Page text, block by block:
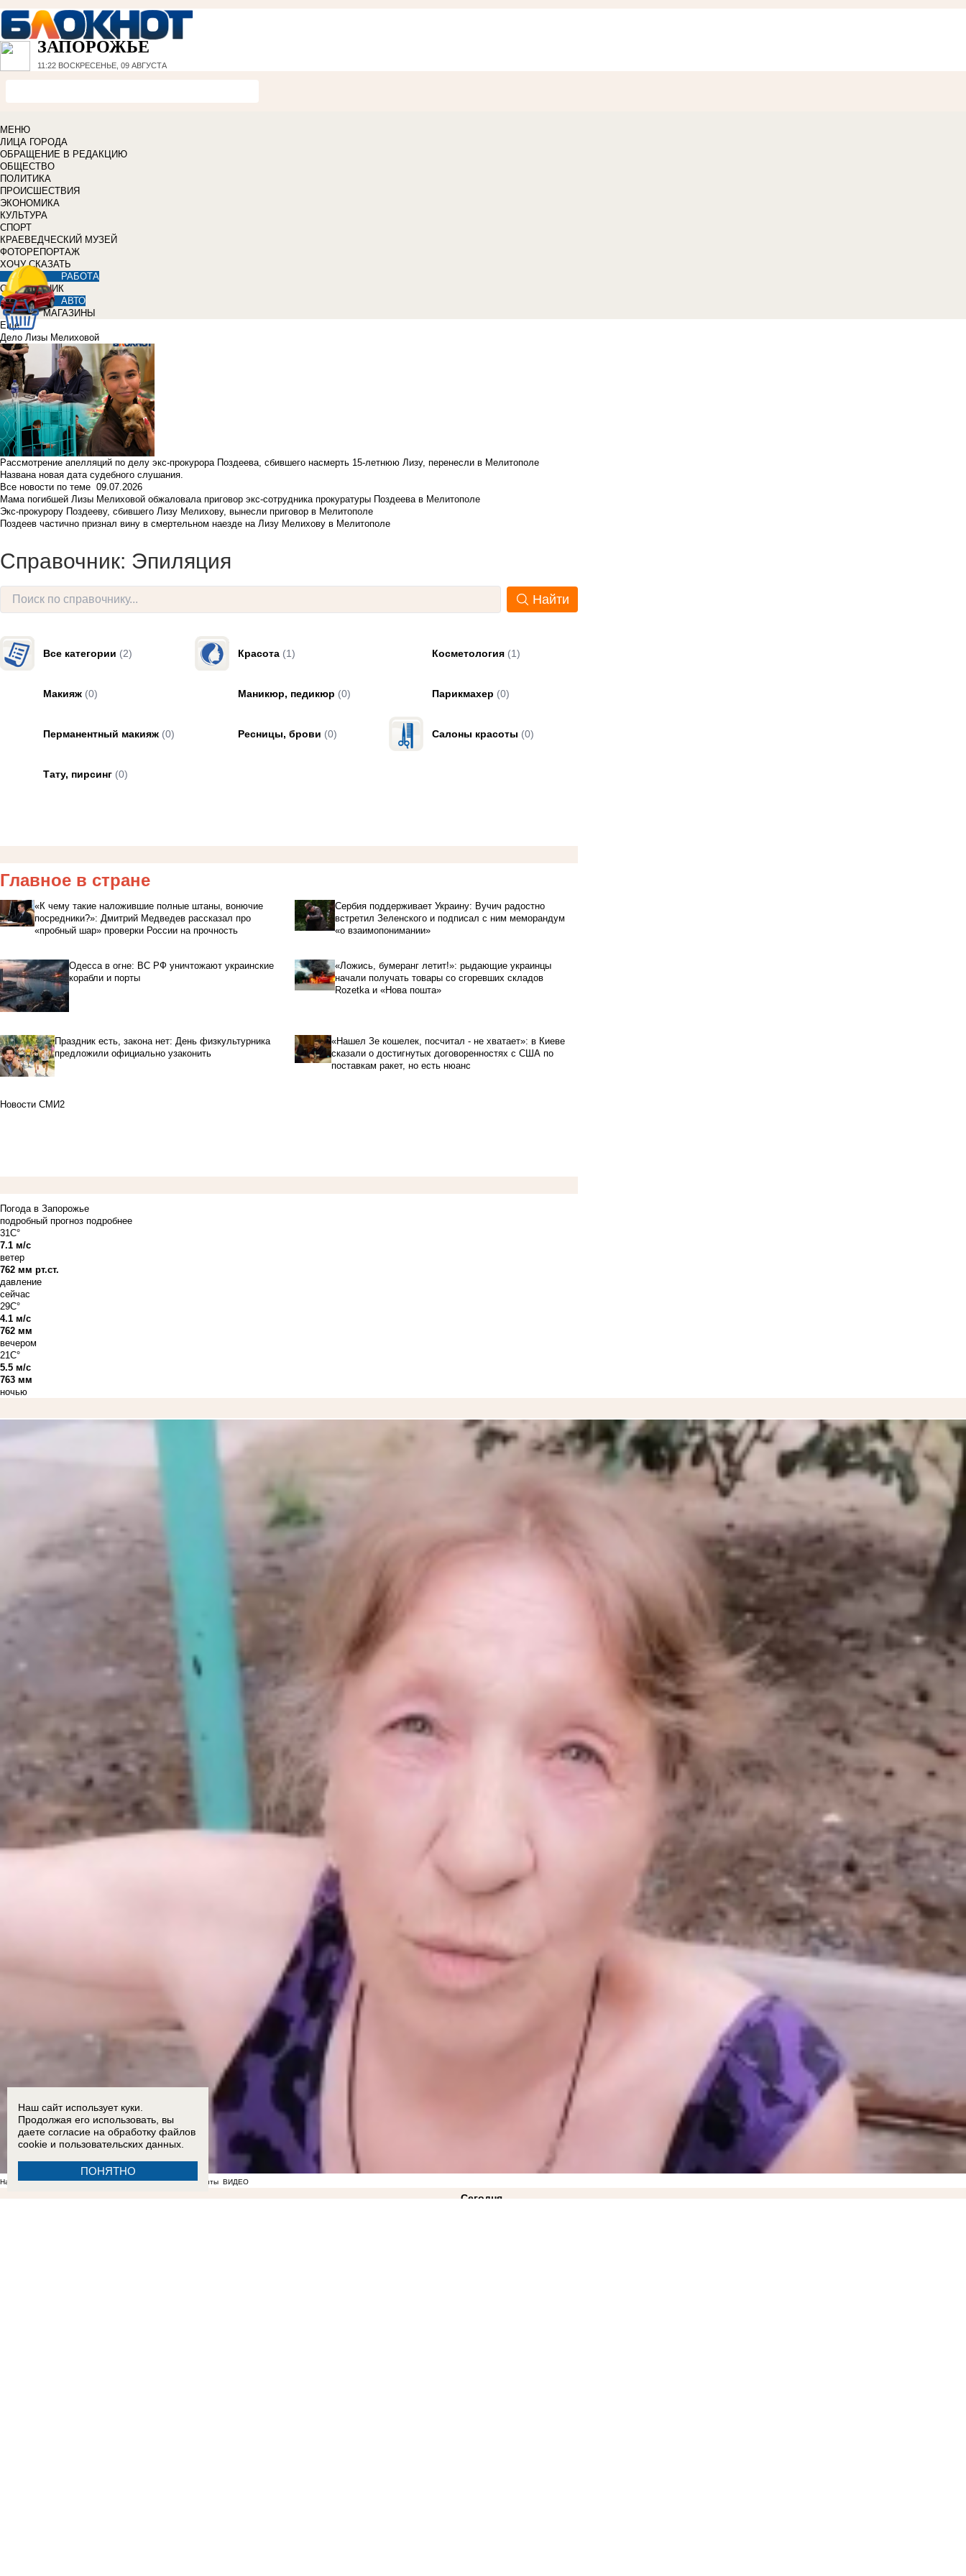
ЗАПОРОЖЬЕ
11:22 ВОСКРЕСЕНЬЕ, 09 АВГУСТА
МЕНЮ
ЛИЦА ГОРОДА
ОБРАЩЕНИЕ В РЕДАКЦИЮ
ОБЩЕСТВО
ПОЛИТИКА
ПРОИСШЕСТВИЯ
ЭКОНОМИКА
КУЛЬТУРА
СПОРТ
КРАЕВЕДЧЕСКИЙ МУЗЕЙ
ФОТОРЕПОРТАЖ
ХОЧУ СКАЗАТЬ
РАБОТА
СПРАВОЧНИК
АВТО
МАГАЗИНЫ
Еще
Дело Лизы Мелиховой
Рассмотрение апелляций по делу экс-прокурора Поздеева, сбившего насмерть 15-летнюю Лизу, перенесли в Мелитополе
Названа новая дата судебного слушания.
Все новости по теме 09.07.2026
Мама погибшей Лизы Мелиховой обжаловала приговор экс-сотрудника прокуратуры Поздеева в Мелитополе
Экс-прокурору Поздееву, сбившего Лизу Мелихову, вынесли приговор в Мелитополе
Поздеев частично признал вину в смертельном наезде на Лизу Мелихову в Мелитополе
Справочник: Эпиляция
Найти
Все категории (2) Красота (1) Косметология (1)
Макияж (0) Маникюр, педикюр (0) Парикмахер (0)
Перманентный макияж (0) Ресницы, брови (0) Салоны красоты (0)
Тату, пирсинг (0)
Главное в стране
«К чему такие наложившие полные штаны, вонючие
посредники?»: Дмитрий Медведев рассказал про
«пробный шар» проверки России на прочность
Сербия поддерживает Украину: Вучич радостно
встретил Зеленского и подписал с ним меморандум
«о взаимопонимании»
Одесса в огне: ВС РФ уничтожают украинские
корабли и порты
«Ложись, бумеранг летит!»: рыдающие украинцы
начали получать товары со сгоревших складов
Rozetka и «Нова пошта»
Праздник есть, закона нет: День физкультурника
предложили официально узаконить
«Нашел Зе кошелек, посчитал - не хватает»: в Киеве
сказали о достигнутых договоренностях с США по
поставкам ракет, но есть нюанс
Новости СМИ2
Погода в Запорожье
подробный прогноз подробнее
31C°
7.1 м/с
ветер
762 мм рт.ст.
давление
сейчас
29C°
4.1 м/с
762 мм
вечером
21C°
5.5 м/с
763 мм
ночью
На фоне отсутствия воды в Мелитополе появились спекулянты ВИДЕО
Сегодня
Наш сайт использует куки.
Продолжая его использовать, вы
даете согласие на обработку файлов
cookie и пользовательских данных.
ПОНЯТНО